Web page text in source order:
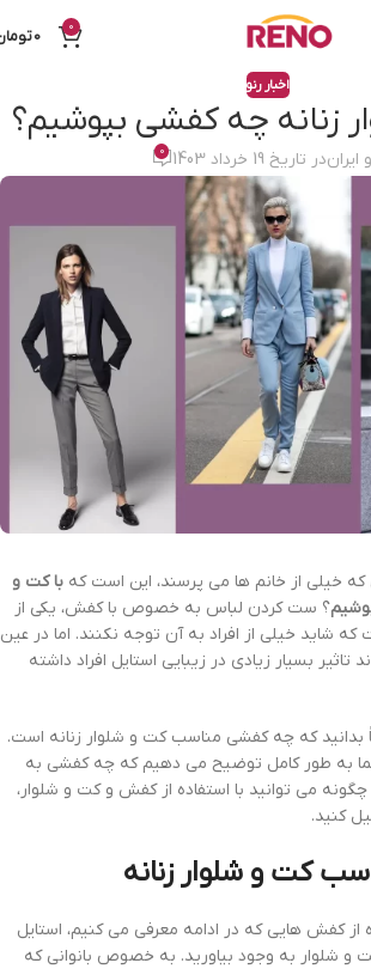
0
0
اخبار رنو
زنانه چه کفشی بپوشیم؟
ایراندر تاریخ 19 خرداد 1403 0
که خیلی از خانم ها می پرسند، این است که با کت و
؟ ست کردن لباس به خصوص با کفش، یکی از
شاید خیلی از افراد به آن توجه نکنند. اما در عین
بسیار زیادی در زیبایی استایل افراد داشته
بدانید که چه کفشی مناسب کت و شلوار زنانه است.
به طور کامل توضیح می دهیم که چه کفشی به
چگونه می توانید با استفاده از کفش و کت و شلوار،
کنید.
کت و شلوار زنانه
از کفش هایی که در ادامه معرفی می کنیم، استایل
و شلوار به وجود بیاورید. به خصوص بانوانی که